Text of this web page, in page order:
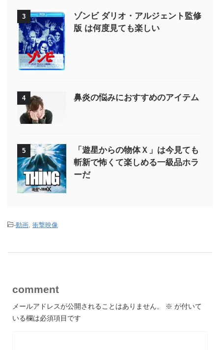
3
ゾンビ ダリオ・アルジェント監修
版 は何度見ても楽しい
4 鼻炎の悩みにおすすめのアイテム
5
「遊星からの物体Ｘ」は今見ても
斬新で怖くて楽しめる一級品ホラ
ーだ
-動画, 衝撃映像
comment
メールアドレスが公開されることはありません。 ※ が付いて
いる欄は必須項目です